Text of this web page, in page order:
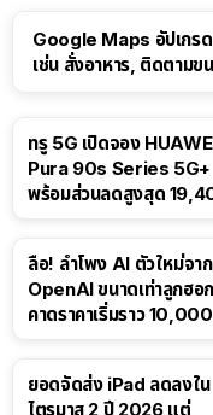
Google Maps อัปเกร
เช่น สั่งอาหาร, ติดตามข
ทรู 5G เปิดจอง
Pura 90s Series 5G+
พร้อมส่วนลดสูงสุด
ลือ! ลำโพง AI ตัวใหม่จาก
OpenAI ขนาดเท่าลูกฮอ
คาดราคาเริ่มราว 10,000
ยอดจัดส่ง iPad ลดลงใน
ไตรมาส 2 ปี 2026 แต่